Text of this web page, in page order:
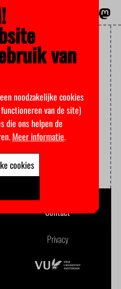
MS
Contact
Privacy
van
noodzakelijke cookies
van de site)
die ons helpen de
Meer informatie.
cookies